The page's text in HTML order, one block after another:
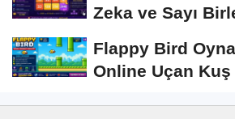
Zeka ve Sayı
Flappy Bird
Online Uçan Kuş